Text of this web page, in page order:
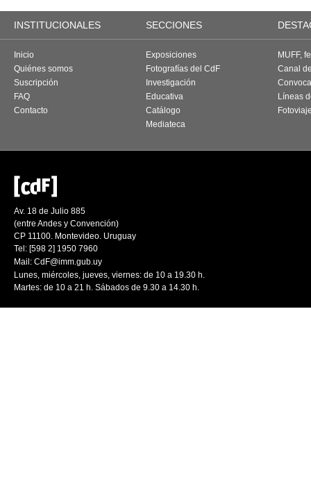
INSTITUCIONALES SECCIONES
Inicio
Quiénes somos
Suscripción
FAQ
Contacto
Exposiciones
Fotografías del CdF
Investigación
Educativa
Catálogo
Mediateca
MUFF,
Canal
Líneas
Av. 18 de Julio 885
(entre Andes y Convención)
CP 11100. Montevideo. Uruguay
Tel: [598 2] 1950 7960
Mail: CdF@imm.gub.uy
Lunes, miércoles, jueves, viernes: de 10 a 19.30 h.
Martes: de 10 a 21 h. Sábados de 9.30 a 14.30 h.